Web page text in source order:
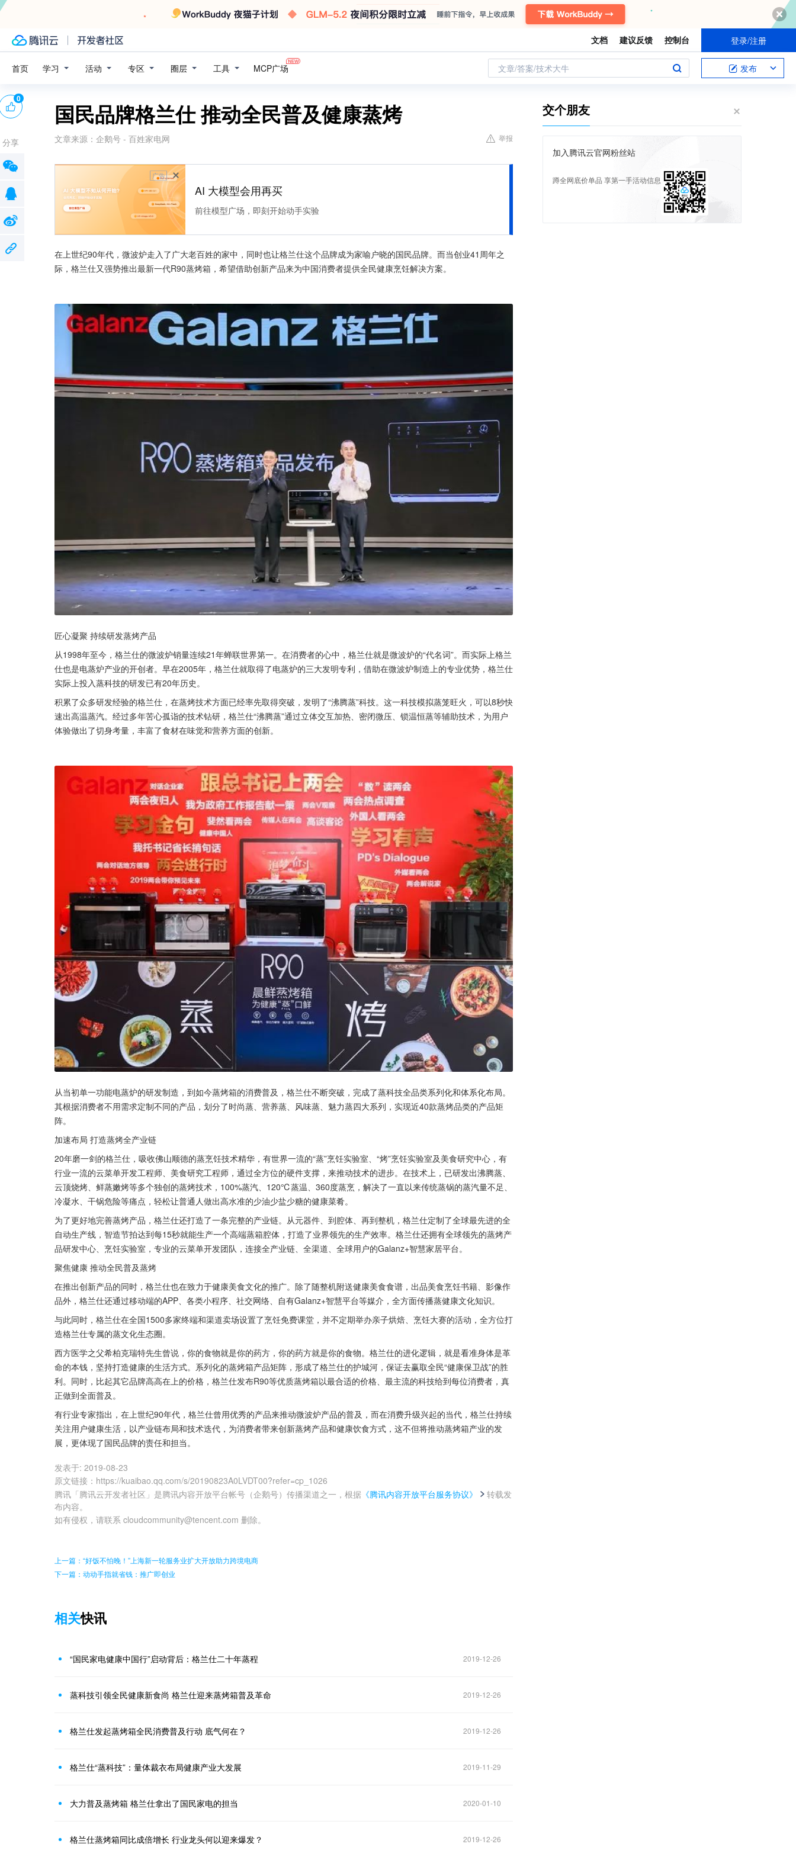
文档 建议反馈 控制台 登录/注册
首页 学习 活动 专区 圈层 工具 MCP广场 文章/答案/技术大牛 发布
国民品牌格兰仕 推动全民普及健康蒸烤
文章来源： 企鹅号 - 百姓家电网 举报
广告
AI 大模型会用再买
前往模型广场，即刻开始动手实验
在上世纪90年代，微波炉走入了广大老百姓的家中，同时也让格兰仕这个品牌成为家喻户晓的国民品牌。而当创业41周年之
际，格兰仕又强势推出最新一代R90蒸烤箱，希望借助创新产品来为中国消费者提供全民健康烹饪解决方案。
匠心凝聚 持续研发蒸烤产品
从1998年至今，格兰仕的微波炉销量连续21年蝉联世界第一。在消费者的心中，格兰仕就是微波炉的“代名词”。而实际上格兰
仕也是电蒸炉产业的开创者。早在2005年，格兰仕就取得了电蒸炉的三大发明专利，借助在微波炉制造上的专业优势，格兰仕
实际上投入蒸科技的研发已有20年历史。
积累了众多研发经验的格兰仕，在蒸烤技术方面已经率先取得突破，发明了“沸腾蒸”科技。这一科技模拟蒸笼旺火，可以8秒快
速出高温蒸汽。经过多年苦心孤诣的技术钻研，格兰仕“沸腾蒸”通过立体交互加热、密闭微压、锁温恒蒸等辅助技术，为用户
体验做出了切身考量，丰富了食材在味觉和营养方面的创新。
从当初单一功能电蒸炉的研发制造，到如今蒸烤箱的消费普及，格兰仕不断突破，完成了蒸科技全品类系列化和体系化布局。
其根据消费者不用需求定制不同的产品，划分了时尚蒸、营养蒸、风味蒸、魅力蒸四大系列，实现近40款蒸烤品类的产品矩
阵。
加速布局 打造蒸烤全产业链
20年磨一剑的格兰仕，吸收佛山顺德的蒸烹饪技术精华，有世界一流的“蒸”烹饪实验室、“烤”烹饪实验室及美食研究中心，有
行业一流的云菜单开发工程师、美食研究工程师，通过全方位的硬件支撑，来推动技术的进步。在技术上，已研发出沸腾蒸、
云顶烧烤、鲜蒸嫩烤等多个独创的蒸烤技术，100%蒸汽、120℃蒸温、360度蒸烹，解决了一直以来传统蒸锅的蒸汽量不足、
冷凝水、干锅危险等痛点，轻松让普通人做出高水准的少油少盐少糖的健康菜肴。
为了更好地完善蒸烤产品，格兰仕还打造了一条完整的产业链。从元器件、到腔体、再到整机，格兰仕定制了全球最先进的全
自动生产线，智造节拍达到每15秒就能生产一个高端蒸箱腔体，打造了业界领先的生产效率。格兰仕还拥有全球领先的蒸烤产
品研发中心、烹饪实验室，专业的云菜单开发团队，连接全产业链、全渠道、全球用户的Galanz+智慧家居平台。
聚焦健康 推动全民普及蒸烤
在推出创新产品的同时，格兰仕也在致力于健康美食文化的推广。除了随整机附送健康美食食谱，出品美食烹饪书籍、影像作
品外，格兰仕还通过移动端的APP、各类小程序、社交网络、自有Galanz+智慧平台等媒介，全方面传播蒸健康文化知识。
与此同时，格兰仕在全国1500多家终端和渠道卖场设置了烹饪免费课堂，并不定期举办亲子烘焙、烹饪大赛的活动，全方位打
造格兰仕专属的蒸文化生态圈。
西方医学之父希柏克瑞特先生曾说，你的食物就是你的药方，你的药方就是你的食物。格兰仕的进化逻辑，就是看准身体是革
命的本钱，坚持打造健康的生活方式。系列化的蒸烤箱产品矩阵，形成了格兰仕的护城河，保证去赢取全民“健康保卫战”的胜
利。同时，比起其它品牌高高在上的价格，格兰仕发布R90等优质蒸烤箱以最合适的价格、最主流的科技给到每位消费者，真
正做到全面普及。
有行业专家指出，在上世纪90年代，格兰仕曾用优秀的产品来推动微波炉产品的普及，而在消费升级兴起的当代，格兰仕持续
关注用户健康生活，以产业链布局和技术迭代，为消费者带来创新蒸烤产品和健康饮食方式，这不但将推动蒸烤箱产业的发
展，更体现了国民品牌的责任和担当。
发表于: 2019-08-23
原文链接 ： https://kuaibao.qq.com/s/20190823A0LVDT00?refer=cp_1026
腾讯「腾讯云开发者社区」是腾讯内容开放平台帐号（企鹅号）传播渠道之一，根据 《腾讯内容开放平台服务协议》
转载发
布内容。
如有侵权，请联系 cloudcommunity@tencent.com 删除。
0
分享
上一篇：“好饭不怕晚！”上海新一轮服务业扩大开放助力跨境电商
下一篇：动动手指就省钱：推广即创业
相关快讯
“国民家电健康中国行”启动背后：格兰仕二十年蒸程 2019-12-26
蒸科技引领全民健康新食尚 格兰仕迎来蒸烤箱普及革命 2019-12-26
格兰仕发起蒸烤箱全民消费普及行动 底气何在？ 2019-12-26
格兰仕“蒸科技”：量体裁衣布局健康产业大发展 2019-11-29
大力普及蒸烤箱 格兰仕拿出了国民家电的担当 2020-01-10
格兰仕蒸烤箱同比成倍增长 行业龙头何以迎来爆发？ 2019-12-26
交个朋友
加入腾讯云官网粉丝站
蹲全网底价单品 享第一手活动信息